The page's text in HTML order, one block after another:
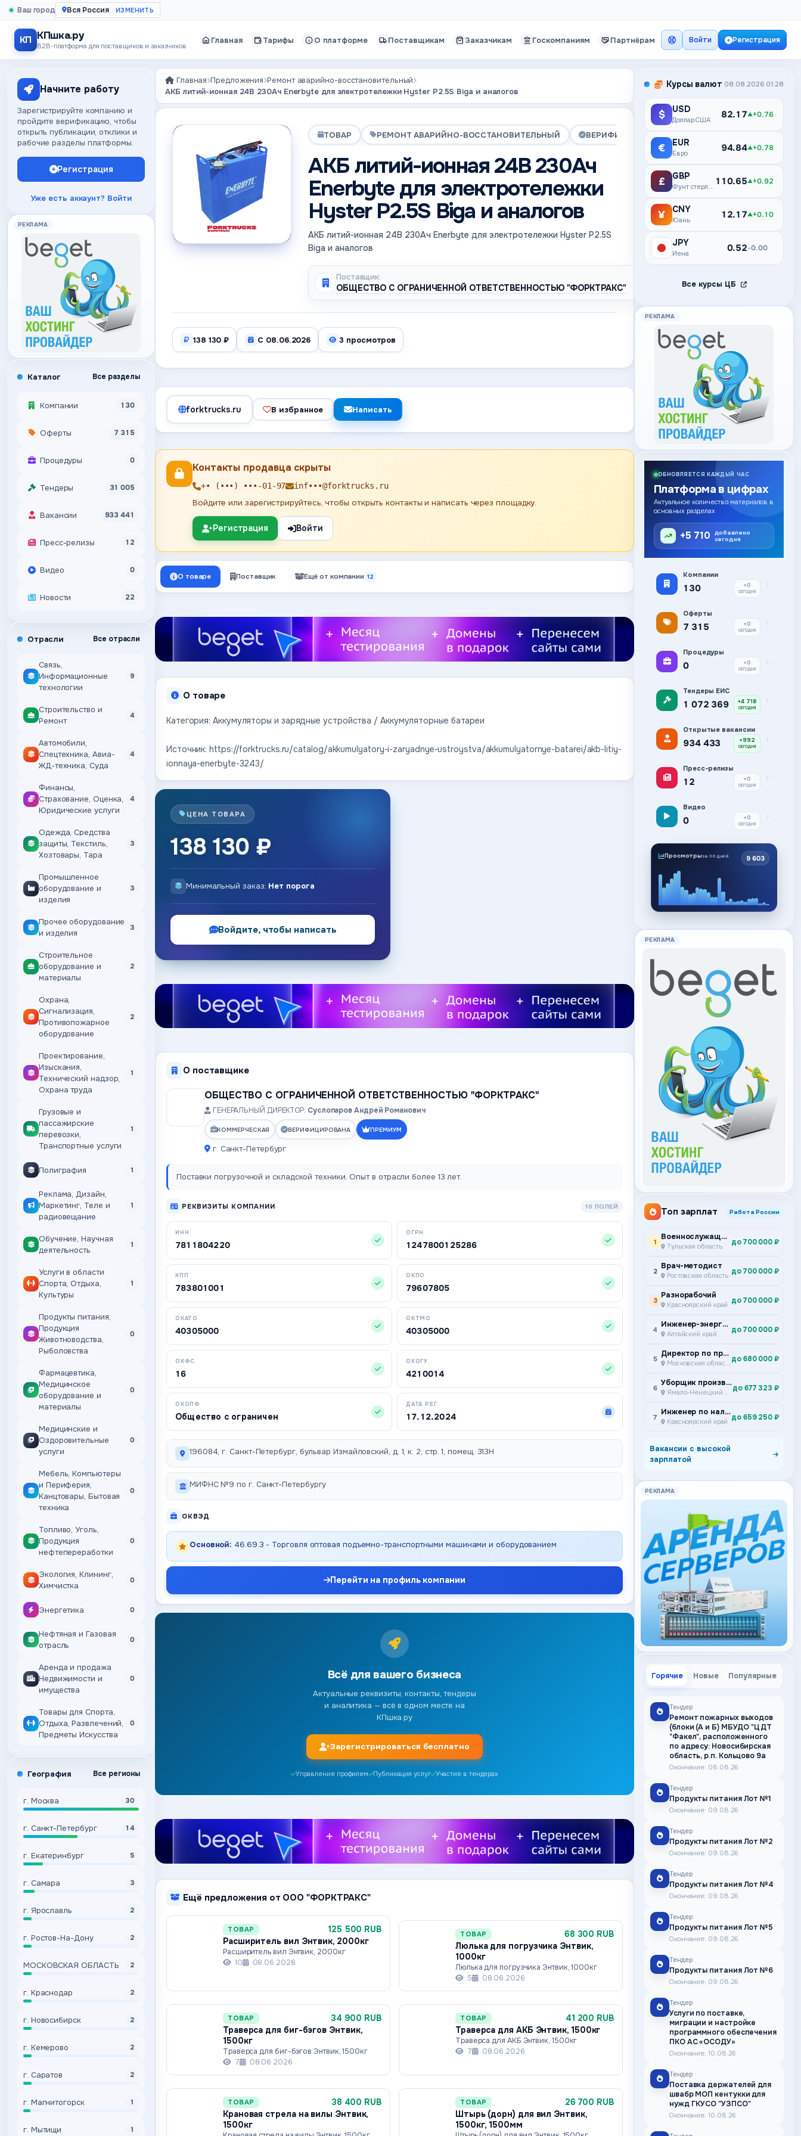
Ваш город Вся Россия
КП КПшка.ру
B2B-платформа для поставщиков и заказчиков
Главная Тарифы О платформе Поставщикам Заказчикам Госкомпаниям Партнёрам Войти Регистрация
Начните работу
Зарегистрируйте компанию и
пройдите верификацию, чтобы
открыть публикации, отклики и
рабочие разделы платформы.
Регистрация
Уже есть аккаунт? Войти
РЕКЛАМА
Каталог Все разделы
Компании 130
Оферты 7 315
Процедуры 0
Тендеры 31 005
Вакансии 933 441
Пресс-релизы 12
Видео 0
Новости 22
Отрасли Все отрасли
Связь,
Информационные
технологии
9
Строительство и
Ремонт
4
Автомобили,
Спецтехника, Авиа-
ЖД-техника, Суда
4
Финансы,
Страхование, Оценка,
Юридические услуги
4
Одежда, Средства
защиты, Текстиль,
Хозтовары, Тара
3
Промышленное
оборудование и
изделия
3
Прочее оборудование
и изделия
3
Строительное
оборудование и
материалы
2
Охрана,
Сигнализация,
Противопожарное
оборудование
2
Проектирование,
Изыскания,
Технический надзор,
Охрана труда
1
Грузовые и
пассажирские
перевозки,
Транспортные услуги
1
Полиграфия 1
Реклама, Дизайн,
Маркетинг, Теле и
радиовещание
1
Обучение, Научная
деятельность
1
Услуги в области
Спорта, Отдыха,
Культуры
1
Продукты питания,
Продукция
Животноводства,
Рыболовства
0
Фармацевтика,
Медицинское
оборудование и
материалы
0
Медицинские и
Оздоровительные
услуги
0
Мебель, Компьютеры
и Периферия,
Канцтовары, Бытовая
техника
0
Топливо, Уголь,
Продукция
нефтепереработки
0
Экология, Клининг,
Химчистка
0
Энергетика 0
Нефтяная и Газовая
отрасль
0
Аренда и продажа
Недвижимости и
имущества
0
Товары для Спорта,
Отдыха, Развлечений,
Предметы Искусства
0
География Все регионы
г. Москва 30
г. Санкт-Петербург 14
г. Екатеринбург 5
г. Самара 3
г. Ярославль 2
г. Ростов-На-Дону 2
МОСКОВСКАЯ ОБЛАСТЬ 2
г. Краснодар 2
г. Новосибирск 2
г. Кемерово 2
г. Саратов 2
г. Магнитогорск 1
г. Мытищи 1
Главная Предложения Ремонт аварийно-восстановительный
АКБ литий-ионная 24В 230Ач Enerbyte для электротележки Hyster P2.5S Biga и аналогов
ТОВАР РЕМОНТ АВАРИЙНО-ВОССТАНОВИТЕЛЬНЫЙ ВЕРИФИЦИРОВАНА
АКБ литий-ионная 24В 230Ач
Enerbyte для электротележки
Hyster P2.5S Biga и аналогов
АКБ литий-ионная 24В 230Ач Enerbyte для электротележки Hyster P2.5S
Biga и аналогов
Поставщик:
ОБЩЕСТВО С ОГРАНИЧЕННОЙ ОТВЕТСТВЕННОСТЬЮ "ФОРКТРАКС"
138 130 ₽ С 08.06.2026 3 просмотров
forktrucks.ru В избранное Написать
Контакты продавца скрыты
+• (•••) •••-01-97 inf•••@forktrucks.ru
Войдите или зарегистрируйтесь, чтобы открыть контакты и написать через площадку.
Регистрация Войти
О товаре Поставщик Ещё от компании 12
О товаре
Категория: Аккумуляторы и зарядные устройства / Аккумуляторные батареи
Источник: https://forktrucks.ru/catalog/akkumulyatory-i-zaryadnye-ustroystva/akkumulyatornye-batarei/akb-litiy-
ionnaya-enerbyte-3243/
ЦЕНА ТОВАРА
138 130 ₽
Минимальный заказ: Нет порога
Войдите, чтобы написать
О поставщике
ОБЩЕСТВО С ОГРАНИЧЕННОЙ ОТВЕТСТВЕННОСТЬЮ "ФОРКТРАКС"
ГЕНЕРАЛЬНЫЙ ДИРЕКТОР: Суслопаров Андрей Романович
КОММЕРЧЕСКАЯ ВЕРИФИЦИРОВАНА ПРЕМИУМ
г. Санкт-Петербург
Поставки погрузочной и складской техники. Опыт в отрасли более 13 лет.
РЕКВИЗИТЫ КОМПАНИИ 10 ПОЛЕЙ
ИНН
7811804220
ОГРН
1247800125286
КПП
783801001
ОКПО
79607805
ОКАТО
40305000
ОКТМО
40305000
ОКФС
16
ОКОГУ
4210014
ОКОПФ
Общество с ограничен
ДАТА РЕГ.
17.12.2024
196084, г. Санкт-Петербург, бульвар Измайловский, д. 1, к. 2, стр. 1, помещ. 313Н
МИФНС №9 по г. Санкт-Петербургу
ОКВЭД
Основной: 46.69.3 - Торговля оптовая подъемно-транспортными машинами и оборудованием
Перейти на профиль компании
Всё для вашего бизнеса
Актуальные реквизиты, контакты, тендеры
и аналитика — всё в одном месте на
КПшка.ру
Зарегистрироваться бесплатно
Управление профилем Публикация услуг Участие в тендерах
Ещё предложения от ООО "ФОРКТРАКС"
ТОВАР
125 500 RUB
Расширитель вил Энтвик, 2000кг
Расширитель вил Энтвик, 2000кг
10
08.06.2026
ТОВАР
68 300 RUB
Люлька для погрузчика Энтвик,
1000кг
Люлька для погрузчика Энтвик, 1000кг
5
08.06.2026
ТОВАР
34 900 RUB
Траверса для биг-бэгов Энтвик,
1500кг
Траверса для биг-бэгов Энтвик, 1500кг
7
08.06.2026
ТОВАР
41 200 RUB
Траверса для АКБ Энтвик, 1500кг
Траверса для АКБ Энтвик, 1500кг
7
08.06.2026
ТОВАР
38 400 RUB
Крановая стрела на вилы Энтвик,
1500кг
ТОВАР
26 700 RUB
Штырь (дорн) для вил Энтвик,
1500кг, 1500мм
Курсы валют 08.08.2026 01:28
$ USD
Доллар США 82.17▲+0.76
€ EUR
Евро 94.84▲+0.78
£ GBP
Фунт стерлингов 110.65▲+0.92
¥ CNY
Юань 12.17▲+0.10
¥ JPY
Иена 0.52–0.00
Все курсы ЦБ
РЕКЛАМА
ОБНОВЛЯЕТСЯ КАЖДЫЙ ЧАС
Платформа в цифрах
Актуальное количество материалов в
основных разделах
+5 710
добавлено
сегодня
Компании
130 +0
СЕГОДНЯ
Оферты
7 315 +0
СЕГОДНЯ
Процедуры
0 +0
СЕГОДНЯ
Тендеры ЕИС
1 072 369 +4 718
СЕГОДНЯ
Открытые вакансии
934 433 +992
СЕГОДНЯ
Пресс-релизы
12 +0
СЕГОДНЯ
Видео
0 +0
СЕГОДНЯ
Просмотрыза 30 дней 9 603
РЕКЛАМА
Топ зарплат Работа России
1
Военнослужащий по контракту
Тульская область до 700 000 ₽
2
Врач-методист
Ростовская область до 700 000 ₽
3
Разнорабочий
Красноярский край до 700 000 ₽
4
Инженер-энергетик
Алтайский край до 700 000 ₽
5
Директор по производству
Московская область до 680 000 ₽
6
Уборщик производственных и служебных помещений
Ямало-Ненецкий автономный округ до 677 323 ₽
7
Инженер по наладке и испытаниям Подземный участок ремонта и сервисного обслуживания самоходного дизельного оборудования Специализированное предприятие горной техники
Красноярский край до 659 250 ₽
Вакансии с высокой
зарплатой
РЕКЛАМА
Горячие Новые Популярные
Тендер
Ремонт пожарных выходов
(блоки (А и Б) МБУДО "ЦДТ
"Факел", расположенного
по адресу: Новосибирская
область, р.п. Кольцово 9а
Окончание: 08.08.26
Тендер
Продукты питания Лот №1
Окончание: 09.08.26
Тендер
Продукты питания Лот №2
Окончание: 09.08.26
Тендер
Продукты питания Лот №4
Окончание: 09.08.26
Тендер
Продукты питания Лот №5
Окончание: 09.08.26
Тендер
Продукты питания Лот №6
Окончание: 09.08.26
Тендер
Услуги по поставке,
миграции и настройке
программного обеспечения
ПКО АС «ОСОДУ»
Окончание: 10.08.26
Тендер
Поставка держателей для
швабр МОП кентукки для
нужд ГКУСО "УЗПСО"
Окончание: 10.08.26